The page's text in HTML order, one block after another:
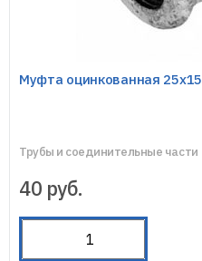
Муфта оцинкованная 25х15
Трубы и соединительные части
40 руб.